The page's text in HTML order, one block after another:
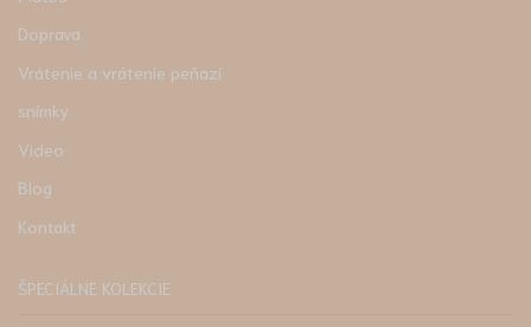
Doprava
Vrátenie a vrátenie peňazí
snímky
Video
Blog
Kontakt
ŠPECIÁLNE KOLEKCIE